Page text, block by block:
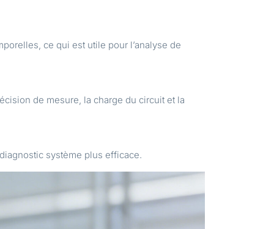
ce qui est utile pour l’analyse de
de mesure, la charge du circuit et la
système plus efficace.